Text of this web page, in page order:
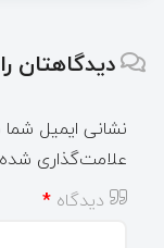
دیدگاهتان
نشانی ایمیل
علامت‌گذاری
دیدگاه *